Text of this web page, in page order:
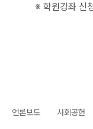
※ 학원강좌 신
언론보도 사회공헌